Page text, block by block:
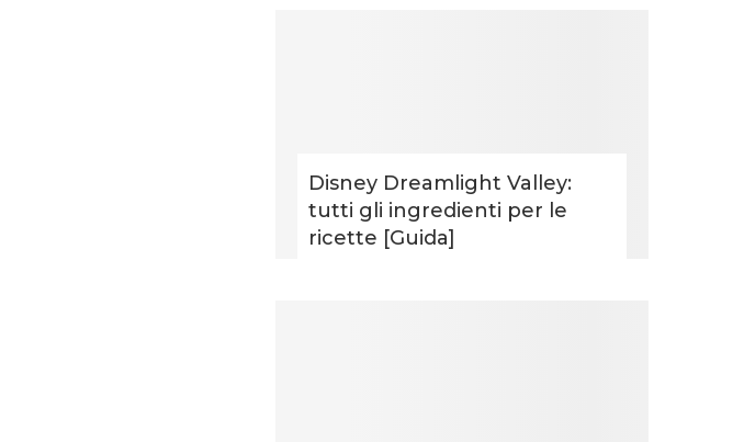
Disney Dreamlight Valley:
tutti gli ingredienti per le
ricette [Guida]